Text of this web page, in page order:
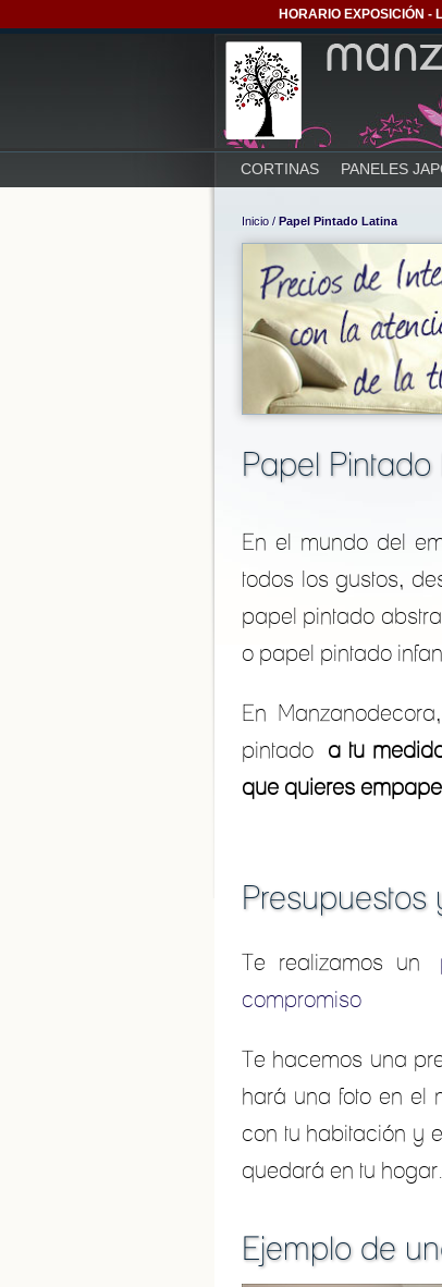
HORARIO EXPOSICIÓN
CORTINAS PANELES
Inicio /Papel Pintado Latina
Papel
En el mundo del
todos los gustos,
papel pintado
o papel pintado
En
pintado a tu
que quieres
Presupuestos
Te realizamos un
compromiso
Te hacemos una
hará una foto en el
con tu habitación y
quedará en tu hogar.
Ejemplo de